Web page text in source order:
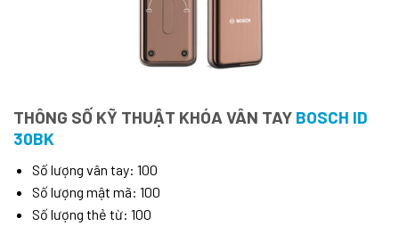
THÔNG SỐ KỸ THUẬT KHÓA VÂN TAY BOSCH ID
30BK
Số lượng vân tay: 100
Số lượng mật mã: 100
Số lượng thẻ từ: 100